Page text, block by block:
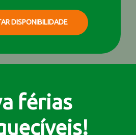
DISPONIBILIDADE
férias